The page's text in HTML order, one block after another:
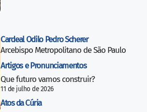
Cardeal Odilo Pedro Scherer
Arcebispo Metropolitano de São Paulo
Artigos e Pronunciamentos
Que futuro vamos construir?
11 de julho de 2026
Atos da Cúria